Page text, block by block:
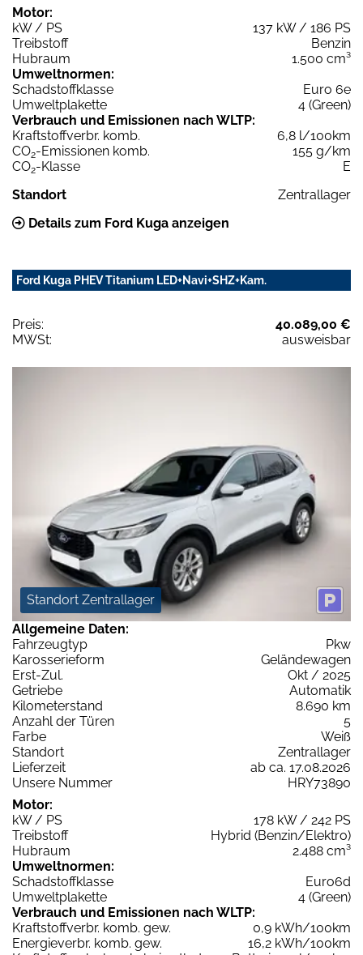
Motor:
kW / PS
137 kW / 186 PS
Treibstoff
Benzin
Hubraum
1.500 cm³
Umweltnormen:
Schadstoffklasse
Euro 6e
Umweltplakette
4 (Green)
Verbrauch und Emissionen nach WLTP:
Kraftstoffverbr. komb.
6,8 l/100km
CO2-Emissionen komb.
155 g/km
CO2-Klasse
E
Standort
Zentrallager
Details zum Ford Kuga anzeigen
Ford Kuga PHEV Titanium LED+Navi+SHZ+Kam.
Preis:
40.089,00 €
MWSt:
ausweisbar
Standort Zentrallager
Allgemeine Daten:
Fahrzeugtyp
Pkw
Karosserieform
Geländewagen
Erst-Zul.
Okt / 2025
Getriebe
Automatik
Kilometerstand
8.690 km
Anzahl der Türen
5
Farbe
Weiß
Standort
Zentrallager
Lieferzeit
ab ca. 17.08.2026
Unsere Nummer
HRY73890
Motor:
kW / PS
178 kW / 242 PS
Treibstoff
Hybrid (Benzin/Elektro)
Hubraum
2.488 cm³
Umweltnormen:
Schadstoffklasse
Euro6d
Umweltplakette
4 (Green)
Verbrauch und Emissionen nach WLTP:
Kraftstoffverbr. komb. gew.
0,9 kWh/100km
Energieverbr. komb. gew.
16,2 kWh/100km